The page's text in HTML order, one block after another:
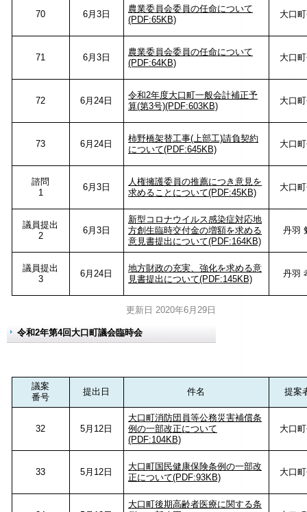
70 6月3日
農業委員会委員の任命について
(PDF:65KB)
大口
71 6月3日
農業委員会委員の任命について
(PDF:64KB)
大口
72 6月24日
令和2年度大口町一般会計補正予
算(第3号)(PDF:603KB)
大口
73 6月24日
柿野橋架替工事(上部工)請負契約
について(PDF:645KB)
大口
諮問
1
6月3日
人権擁護委員の推薦につき意見を
求めることについて(PDF:45KB)
大口
議員提出
2
6月3日
新型コロナウイルス感染症対応地
方創生臨時交付金の増額を求める
意見書提出について(PDF:164KB)
丹羽
議員提出
3
6月24日
地方財政の充実、強化を求める意
見書提出について(PDF:145KB)
丹羽
更新日 2020年6月29日
令和2年第4回大口町議会臨時会
議案
番号
提出日 件名 提案
32 5月12日
大口町消防団員等公務災害補償条
例の一部改正について
(PDF:104KB)
大口
33 5月12日
大口町国民健康保険条例の一部改
正について(PDF:93KB)
大口
大口町後期高齢者医療に関する条